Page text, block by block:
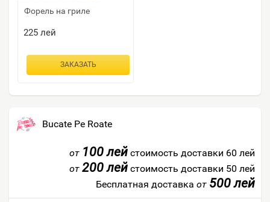
Форель на гриле
225лей
ЗАКАЗАТЬ
Bucate Pe Roate
от 100 лей стоимость доставки 60 лей
от 200 лей стоимость доставки 50 лей
Бесплатная доставка от 500 лей